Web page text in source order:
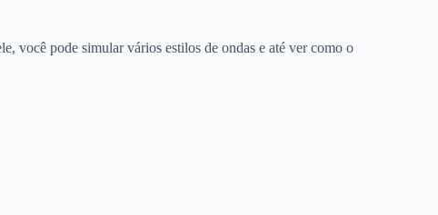
você pode simular vários estilos de ondas e até ver como o